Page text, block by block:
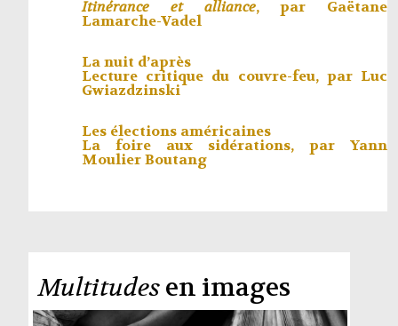
Itinérance et alliance, par Gaëtane
Lamarche-Vadel
La nuit d’après
Lecture critique du couvre-feu, par Luc
Gwiazdzinski
Les élections américaines
La foire aux sidérations, parYann
Moulier Boutang
Multitudesen images